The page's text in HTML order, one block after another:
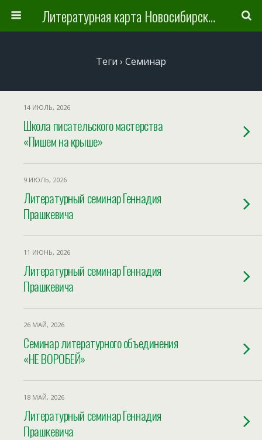
Литературная карта Новосибирска и Новосибирской области
Теги › Семинар
14 ИЮЛЬ, 2026
Школа писательского мастерства
«Пишем на крыше»
9 ИЮЛЬ, 2026
Литературный семинар Геннадия
Прашкевича
11 ИЮНЬ, 2026
Литературный семинар Геннадия
Прашкевича
26 МАЙ, 2026
Cеминар литературного объединения
«НЕ ВОРОБЕЙ»
18 МАЙ, 2026
Литературный семинар Геннадия
Прашкевича